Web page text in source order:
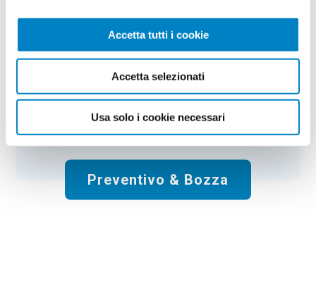
Accetta tutti i cookie
Accetta selezionati
Usa solo i cookie necessari
Il prezzo include la stampa:1 Colore.
Spese di spedizione: Gratis
Totale: €109.00+ IVA
Preventivo & Bozza